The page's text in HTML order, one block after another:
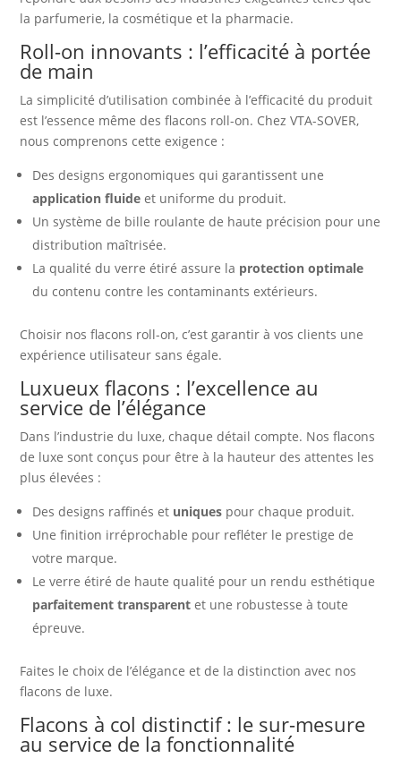
la parfumerie, la cosmétique et la pharmacie.
Roll-on innovants : l’efficacité à portée
de main
La simplicité d’utilisation combinée à l’efficacité du produit
est l’essence même des flacons roll-on. Chez VTA-SOVER,
nous comprenons cette exigence :
Des designs ergonomiques qui garantissent une
application fluide et uniforme du produit.
Un système de bille roulante de haute précision pour une
distribution maîtrisée.
La qualité du verre étiré assure la protection optimale
du contenu contre les contaminants extérieurs.
Choisir nos flacons roll-on, c’est garantir à vos clients une
expérience utilisateur sans égale.
Luxueux flacons : l’excellence au
service de l’élégance
Dans l’industrie du luxe, chaque détail compte. Nos flacons
de luxe sont conçus pour être à la hauteur des attentes les
plus élevées :
Des designs raffinés et uniques pour chaque produit.
Une finition irréprochable pour refléter le prestige de
votre marque.
Le verre étiré de haute qualité pour un rendu esthétique
parfaitement transparent et une robustesse à toute
épreuve.
Faites le choix de l’élégance et de la distinction avec nos
flacons de luxe.
Flacons à col distinctif : le sur-mesure
au service de la fonctionnalité